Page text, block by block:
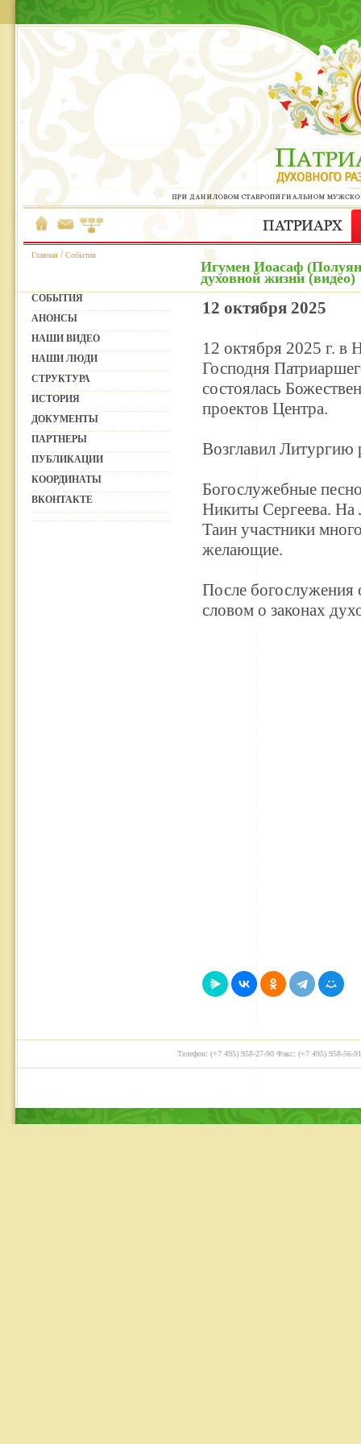
Главная /События
Игумен Иоасаф
духовной жизни (видео)
СОБЫТИЯ
АНОНСЫ
НАШИ ВИДЕО
НАШИ ЛЮДИ
СТРУКТУРА
ИСТОРИЯ
ДОКУМЕНТЫ
ПАРТНЕРЫ
ПУБЛИКАЦИИ
КООРДИНАТЫ
ВКОНТАКТЕ
12 октября 2025
12 октября 2025 г. в
Господня
состоялась
проектов Центра.
Возглавил Литургию
Богослужебные
Никиты Сергеева.
Таин участники
желающие.
После богослужения
словом о законах
Телефон: (+7 495) 958-27-90 Факс: (+7 495) 958-56-